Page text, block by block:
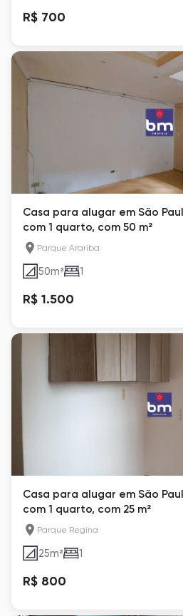
R$ 700
Casa para alugar em São
com 1 quarto, com 50 m²
Parque Arariba
50m² 1
R$ 1.500
Casa para alugar em São
com 1 quarto, com 25 m²
Parque Regina
25m² 1
R$ 800